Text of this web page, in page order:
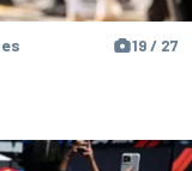
19 / 27